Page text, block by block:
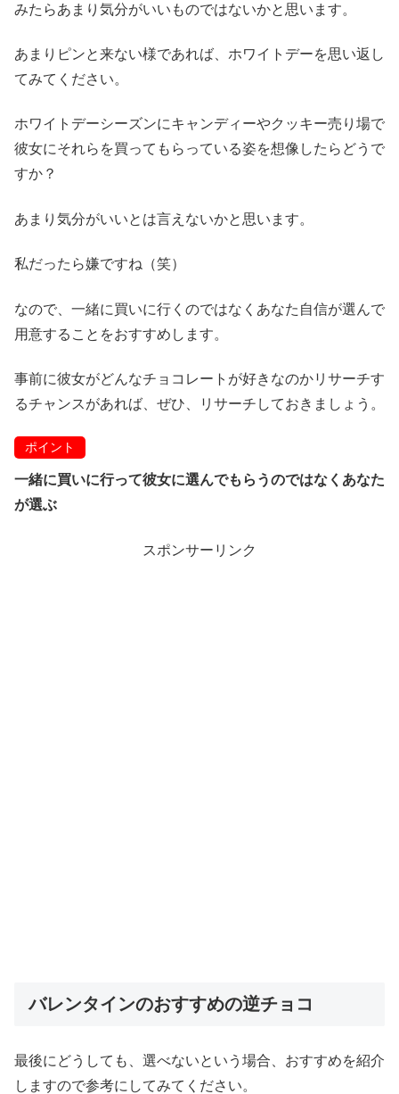
みたらあまり気分がいいものではないかと思います。
あまりピンと来ない様であれば、ホワイトデーを思い返し
てみてください。
ホワイトデーシーズンにキャンディーやクッキー売り場で
彼女にそれらを買ってもらっている姿を想像したらどうで
すか？
あまり気分がいいとは言えないかと思います。
私だったら嫌ですね（笑）
なので、一緒に買いに行くのではなくあなた自信が選んで
用意することをおすすめします。
事前に彼女がどんなチョコレートが好きなのかリサーチす
るチャンスがあれば、ぜひ、リサーチしておきましょう。
ポイント
一緒に買いに行って彼女に選んでもらうのではなくあなた
が選ぶ
スポンサーリンク
バレンタインのおすすめの逆チョコ
最後にどうしても、選べないという場合、おすすめを紹介
しますので参考にしてみてください。